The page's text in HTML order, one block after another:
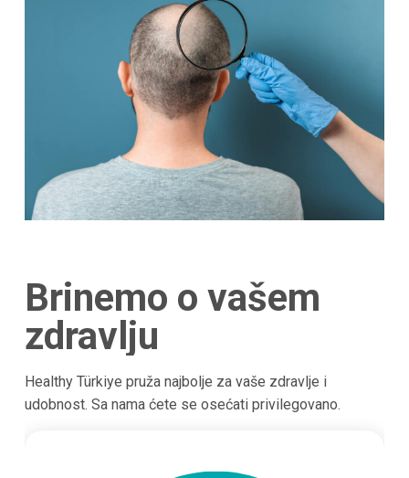
Brinemo o vašem
zdravlju
Healthy Türkiye pruža najbolje za vaše zdravlje i
udobnost. Sa nama ćete se osećati privilegovano.